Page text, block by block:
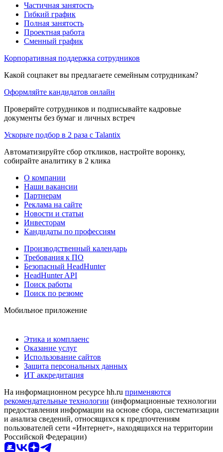
Частичная занятость
Гибкий график
Полная занятость
Проектная работа
Сменный график
Корпоративная поддержка сотрудников
Какой соцпакет вы предлагаете семейным сотрудникам?
Оформляйте кандидатов онлайн
Проверяйте сотрудников и подписывайте кадровые
документы без бумаг и личных встреч
Ускорьте подбор в 2 раза с Talantix
Автоматизируйте сбор откликов, настройте воронку,
собирайте аналитику в 2 клика
О компании
Наши вакансии
Партнерам
Реклама на сайте
Новости и статьи
Инвесторам
Кандидаты по профессиям
Производственный календарь
Требования к ПО
Безопасный HeadHunter
HeadHunter API
Поиск работы
Поиск по резюме
Мобильное приложение
Этика и комплаенс
Оказание услуг
Использование сайтов
Защита персональных данных
ИТ аккредитация
На информационном ресурсе hh.ru применяются
рекомендательные технологии (информационные технологии
предоставления информации на основе сбора, систематизации
и анализа сведений, относящихся к предпочтениям
пользователей сети «Интернет», находящихся на территории
Российской Федерации)